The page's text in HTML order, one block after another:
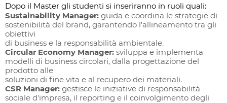
Dopo il Master gli studenti si inseriranno in ruoli quali:
Sustainability Manager: guida e coordina le strategie di
sostenibilità del brand, garantendo l'allineamento tra gli
obiettivi
di business e la responsabilità ambientale.
Circular Economy Manager: sviluppa e implementa
modelli di business circolari, dalla progettazione del
prodotto alle
soluzioni di fine vita e al recupero dei materiali.
CSR Manager: gestisce le iniziative di responsabilità
sociale d'impresa, il reporting e il coinvolgimento degli